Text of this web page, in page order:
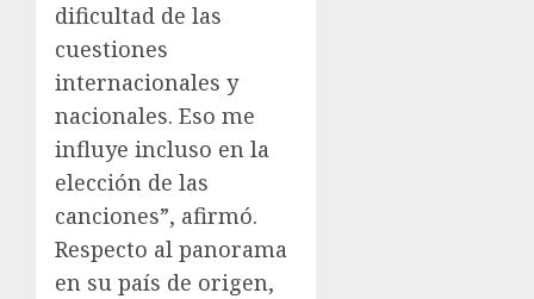
dificultad de las
cuestiones
internacionales y
nacionales. Eso me
influye incluso en la
elección de las
canciones”, afirmó.
Respecto al panorama
en su país de origen,